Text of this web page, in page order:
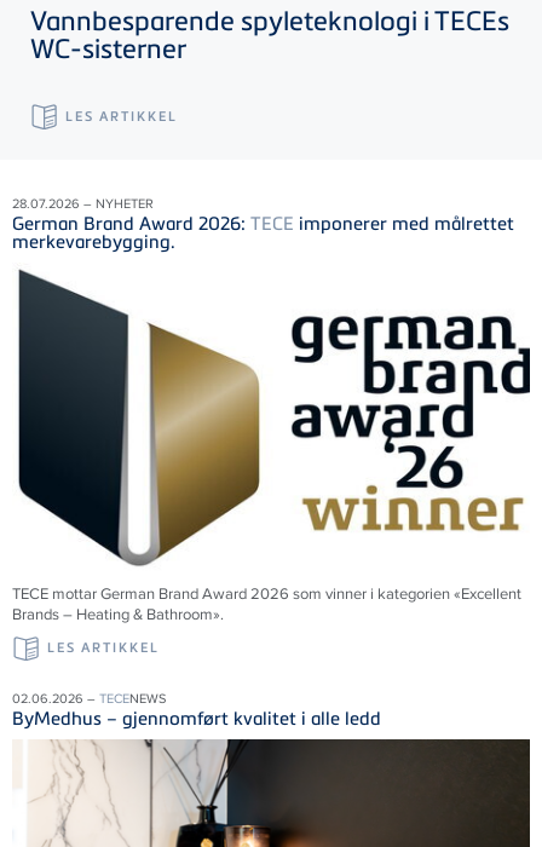
Vannbesparende spyleteknologi iTECEs
WC-sisterner
LES ARTIKKEL
28.07.2026 – NYHETER
German Brand Award 2026: TECE imponerer med målrettet
merkevarebygging.
TECE mottar German Brand Award 2026 som vinner i kategorien «Excellent
Brands – Heating & Bathroom».
LES ARTIKKEL
02.06.2026 – TECENEWS
ByMedhus – gjennomført kvalitet i alle ledd